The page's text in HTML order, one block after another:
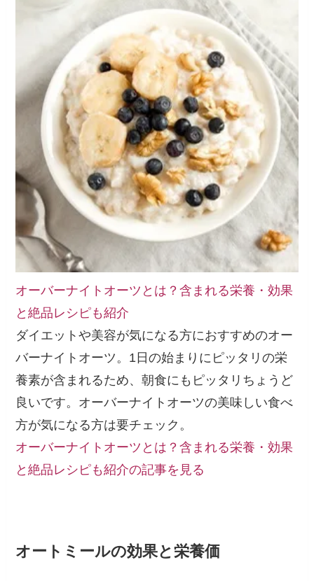
オーバーナイトオーツとは？含まれる栄養・効果
と絶品レシピも紹介
ダイエットや美容が気になる方におすすめのオー
バーナイトオーツ。1日の始まりにピッタリの栄
養素が含まれるため、朝食にもピッタリちょうど
良いです。オーバーナイトオーツの美味しい食べ
方が気になる方は要チェック。
オーバーナイトオーツとは？含まれる栄養・効果
と絶品レシピも紹介の記事を見る
オートミールの効果と栄養価